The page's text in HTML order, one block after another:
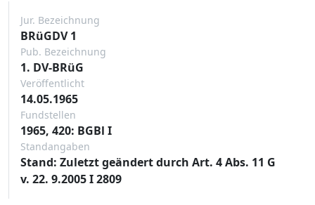
Jur. Bezeichnung
BRüGDV 1
Pub. Bezeichnung
1. DV-BRüG
Veröffentlicht
14.05.1965
Fundstellen
1965, 420: BGBl I
Standangaben
Stand: Zuletzt geändert durch Art. 4 Abs. 11 G
v. 22. 9.2005 I 2809